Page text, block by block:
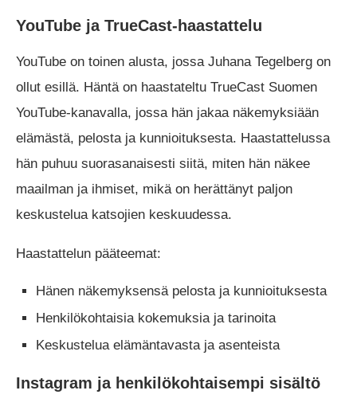
YouTube ja TrueCast-haastattelu
YouTube on toinen alusta, jossa Juhana Tegelberg on
ollut esillä. Häntä on haastateltu TrueCast Suomen
YouTube-kanavalla, jossa hän jakaa näkemyksiään
elämästä, pelosta ja kunnioituksesta. Haastattelussa
hän puhuu suorasanaisesti siitä, miten hän näkee
maailman ja ihmiset, mikä on herättänyt paljon
keskustelua katsojien keskuudessa.
Haastattelun pääteemat:
Hänen näkemyksensä pelosta ja kunnioituksesta
Henkilökohtaisia kokemuksia ja tarinoita
Keskustelua elämäntavasta ja asenteista
Instagram ja henkilökohtaisempi sisältö